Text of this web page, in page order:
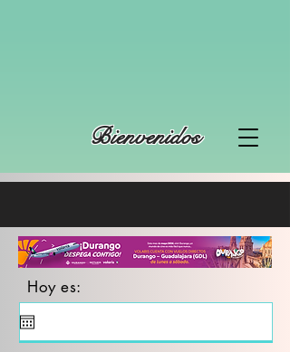
Bienvenidos
Hoy es: